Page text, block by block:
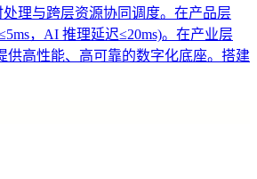
理与跨层资源协同调度。在产品层
，AI 推理延迟≤20ms)。在产业层
供高性能、高可靠的数字化底座。搭建